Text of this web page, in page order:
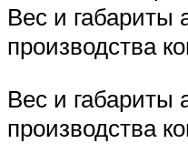
Вес и габариты
производства
Вес и габариты
производства